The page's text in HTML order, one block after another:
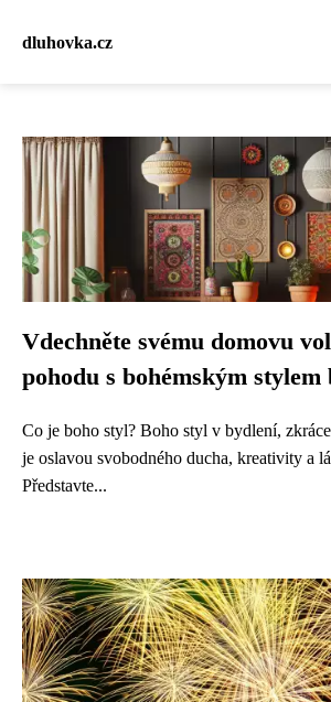
dluhovka.cz
Vdechněte svému domovu
pohodu s bohémským stylem
Co je boho styl? Boho styl v bydlení,
je oslavou svobodného ducha, kreativity a
Představte...